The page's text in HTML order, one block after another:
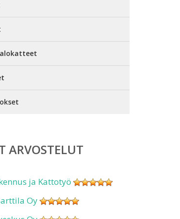
ARVOSTELUT
ja Kattotyö
Oy